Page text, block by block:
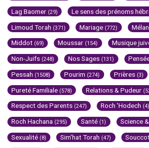
Lag Baomer (29) Le sens des prénoms
Limoud Torah (371) Mariage (772)
Middot (69) Moussar (154) Musique
Non-Juifs (248) Nos Sages (131)
Pessah (1508) Pourim (274) Prières (3)
Pureté Familiale (578) Relations & Pudeur
Respect des Parents (247) Roch 'Hodech (4)
Roch Hachana (295) Santé (1) Science
Sexualité (8) Sim'hat Torah (47)